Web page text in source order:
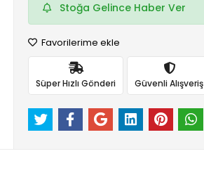
Stoğa Gelince Haber Ver
Favorilerime ekle
Süper Hızlı Gönderi Güvenli Alışveriş